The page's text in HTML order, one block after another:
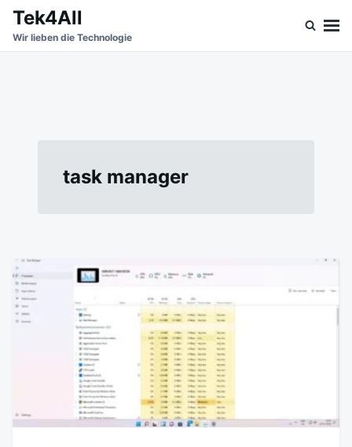
SkipSearch
for:
Tek4All
Wir lieben die Technologie
task manager